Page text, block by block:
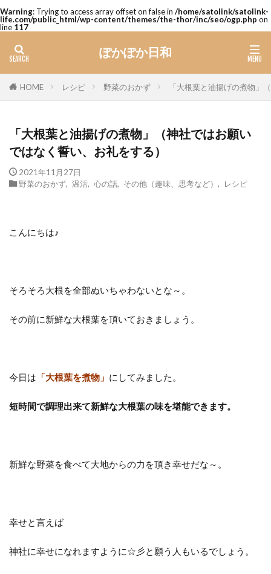
Warning: Trying to access array offset on false in /home/satolink/satolink-
life.com/public_html/wp-content/themes/the-thor/inc/seo/ogp.php on
line 117
ぽかぽか日和
HOME レシピ 野菜のおかず 「大根葉と油揚げの煮物」
「大根葉と油揚げの煮物」（神社ではお願い
ではなく誓い、お礼をする）
2021年11月27日
野菜のおかず, 温活, 心の話, その他（趣味、思考など） レシピ
こんにちは♪
そろそろ大根を全部ぬいちゃわないとな～。
その前に新鮮な大根葉を頂いておきましょう。
今日は 「大根葉を煮物」 にしてみました。
短時間で調理出来て新鮮な大根葉の味を堪能できます。
新鮮な野菜を食べて大地からの力を頂き幸せだな～。
幸せと言えば
神社に幸せになれますように☆彡と願う人もいるでしょう。